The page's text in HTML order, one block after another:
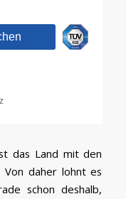
das Land mit den
daher lohnt es
schon deshalb,